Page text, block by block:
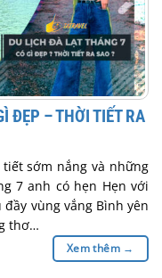
ĐẸP – THỜI TIẾT RA
sớm nắng và những
7 anh có hẹn Hẹn với
vùng vắng Bình yên
thơ…
Xem thêm →